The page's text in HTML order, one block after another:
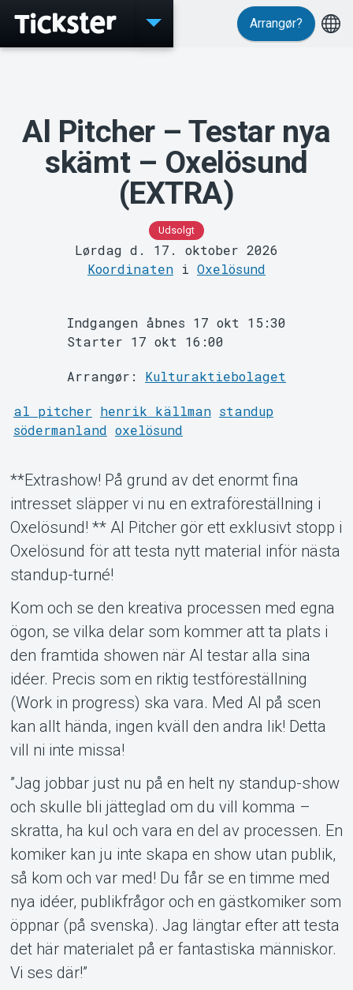
MyTickster
Support
Om Tickster
Arrangør?
Al Pitcher – Testar nya
skämt – Oxelösund
(EXTRA)
Udsolgt
Lørdag d. 17. oktober 2026
Koordinaten i Oxelösund
Indgangen åbnes 17 okt 15:30
Starter 17 okt 16:00
Arrangør: Kulturaktiebolaget
al pitcher henrik källman standup
södermanland oxelösund
**Extrashow! På grund av det enormt fina
intresset släpper vi nu en extraföreställning i
Oxelösund! ** Al Pitcher gör ett exklusivt stopp i
Oxelösund för att testa nytt material inför nästa
standup-turné!
Kom och se den kreativa processen med egna
ögon, se vilka delar som kommer att ta plats i
den framtida showen när Al testar alla sina
idéer. Precis som en riktig testföreställning
(Work in progress) ska vara. Med Al på scen
kan allt hända, ingen kväll den andra lik! Detta
vill ni inte missa!
”Jag jobbar just nu på en helt ny standup-show
och skulle bli jätteglad om du vill komma –
skratta, ha kul och vara en del av processen. En
komiker kan ju inte skapa en show utan publik,
så kom och var med! Du får se en timme med
nya idéer, publikfrågor och en gästkomiker som
öppnar (på svenska). Jag längtar efter att testa
det här materialet på er fantastiska människor.
Vi ses där!”